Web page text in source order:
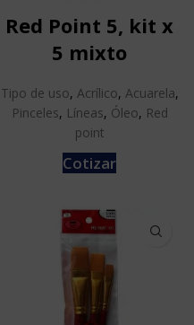
Red Point 5, kit x
5 mixto
Tipo de uso, Acrílico, Acuarela,
Pinceles, Líneas, Óleo, Red
point
Cotizar